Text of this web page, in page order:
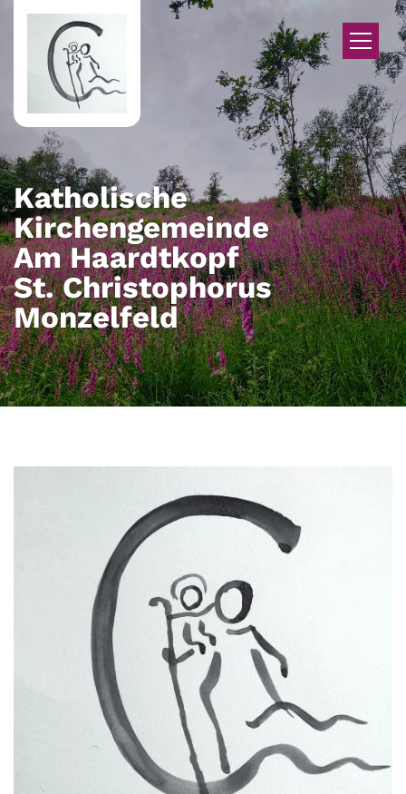
Zum Inhalt springen
Katholische
Kirchengemeinde
Am Haardtkopf
St. Christophorus
Monzelfeld